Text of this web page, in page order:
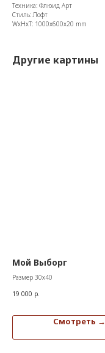
Техника: Флюид Арт
Стиль: Лофт
WxHxT: 1000x600x20 mm
Другие картины
Мой Выборг
Размер 30х40
19 000 р.
Смотреть →